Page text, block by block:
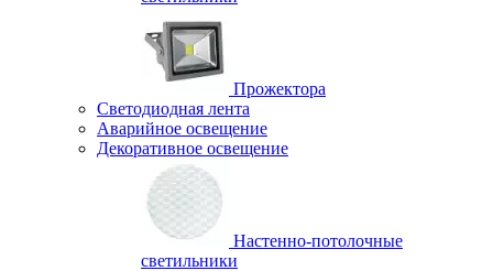
Прожектора
Светодиодная лента
Аварийное освещение
Декоративное освещение
Настенно-потолочные
светильники